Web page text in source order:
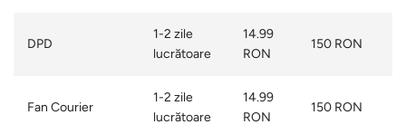
DPD
1-2 zile
lucrătoare
14.99
RON
150 RON
Fan Courier
1-2 zile
lucrătoare
14.99
RON
150 RON